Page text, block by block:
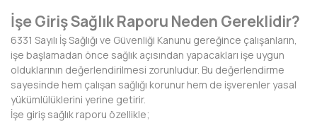
BİNGÖL
BİTLİS
BOLU
BURDUR
İşe Giriş Sağlık Raporu Neden Gereklidir?
6331 Sayılı İş Sağlığı ve Güvenliği Kanunu gereğince çalışanların,
işe başlamadan önce sağlık açısından yapacakları işe uygun
olduklarının değerlendirilmesi zorunludur. Bu değerlendirme
sayesinde hem çalışan sağlığı korunur hem de işverenler yasal
yükümlülüklerini yerine getirir.
İşe giriş sağlık raporu özellikle;